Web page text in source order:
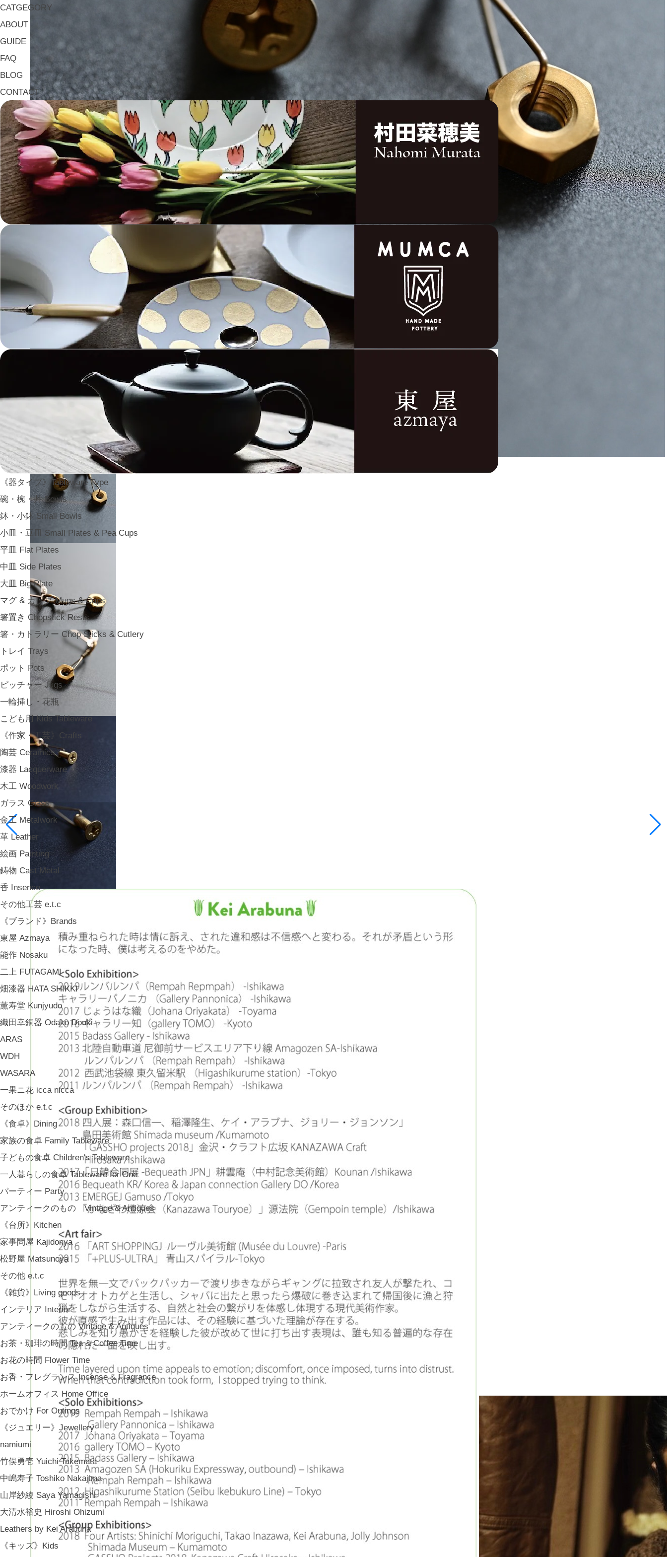
CATGEGORY
ABOUT
GUIDE
FAQ
BLOG
CONTACT
《器タイプ》Tableware Type
碗・椀・丼 Bowls
鉢・小鉢 Small Bowls
小皿・豆皿 Small Plates & Pea Cups
平皿 Flat Plates
中皿 Side Plates
大皿 Big Plate
マグ & カップ Mugs & Cups
箸置き Chopstick Rests
箸・カトラリー Chop Sticks & Cutlery
トレイ Trays
ポット Pots
ピッチャー Jugs
一輪挿し・花瓶
こども用 Kids Tableware
《作家・工芸》Crafts
陶芸 Ceramics
漆器 Lacquerware
木工 Woodwork
ガラス Glass
金工 Metalwork
革 Leather
絵画 Painting
鋳物 Cast Metal
香 Insence
その他工芸 e.t.c
《ブランド》Brands
東屋 Azmaya
能作 Nosaku
二上 FUTAGAMI
畑漆器 HATA SHIKKI
薫寿堂 Kunjyudo
織田幸銅器 Odako Douki
ARAS
WDH
WASARA
一果ニ花 icca nicca
そのほか e.t.c
《食卓》Dining
家族の食卓 Family Tableware
子どもの食卓 Children's Tableware
一人暮らしの食卓 Tableware for One
パーティー Party
アンティークのもの Vintage & Antiques
《台所》Kitchen
家事問屋 Kajidonya
松野屋 Matsunoya
その他 e.t.c
《雑貨》Living goods
インテリア Interior
アンティークのもの Vintage & Antiques
お茶・珈琲の時間 Tea & Coffee Time
お花の時間 Flower Time
お香・フレグランス Incense & Fragrance
ホームオフィス Home Office
おでかけ For Outings
《ジュエリー》Jewellery
namiumi
竹俣勇壱 Yuichi Takemata
中嶋寿子 Toshiko Nakajima
山岸紗綾 Saya Yamagishi
大清水裕史 Hiroshi Ohizumi
Leathers by Kei Arabuna
《キッズ》Kids